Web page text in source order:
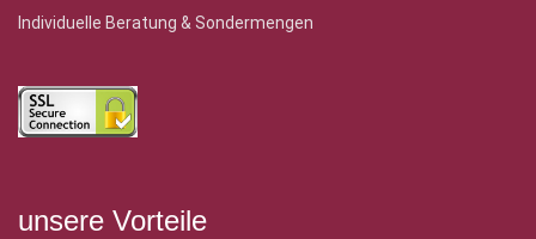
Individuelle Beratung & Sondermengen
unsere Vorteile